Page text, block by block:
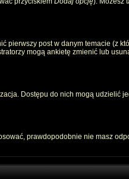
post w danym temacie (z
mogą ankietę zmienić lub
Dostępu do nich mogą udzielić
prawdopodobnie nie masz